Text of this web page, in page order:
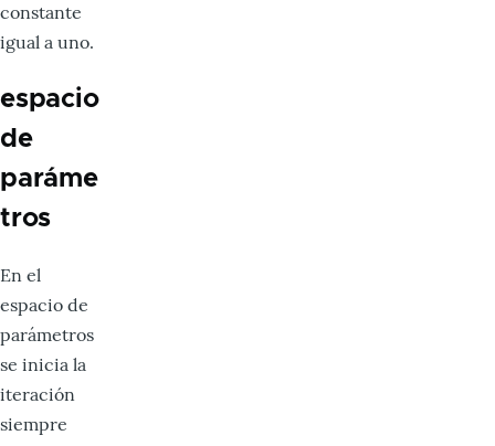
constante
igual a uno.
espacio
de
paráme
tros
En el
espacio de
parámetros
se inicia la
iteración
siempre